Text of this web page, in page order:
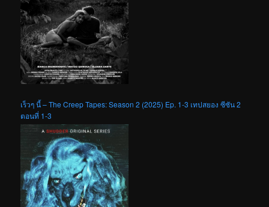
เร็วๆ นี้ – The Creep Tapes: Season 2 (2025) Ep. 1-3 เทปสยอง ซีซัน 2
ตอนที่ 1-3